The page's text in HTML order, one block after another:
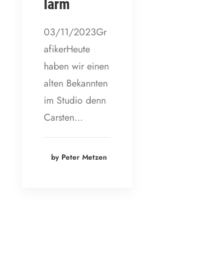
larm
03/11/2023Gr
afikerHeute
haben wir einen
alten Bekannten
im Studio denn
Carsten…
by Peter Metzen